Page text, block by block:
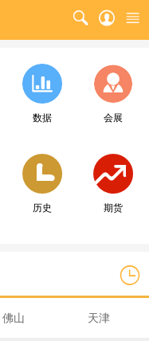
数据 会展
历史 期货
佛山 天津